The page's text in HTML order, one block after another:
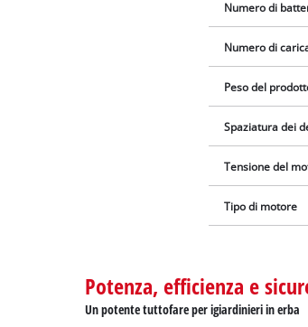
Numero di
Numero di
Peso del
Spaziatura dei
Tensione del
Tipo di motore
Potenza, efficienza e
Un potente tuttofare per igiardinieri in erba